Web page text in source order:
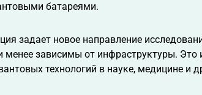
батареями.
задает новое направление
зависимы от инфраструктуры. Это
технологий в науке, медицине и